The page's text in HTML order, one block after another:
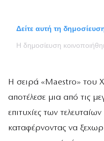
Δείτε αυτή τη
Η δημοσίευση
Η σειρά «Maestro» του
αποτέλεσε μια από τις
επιτυχίες των
καταφέρνοντας να